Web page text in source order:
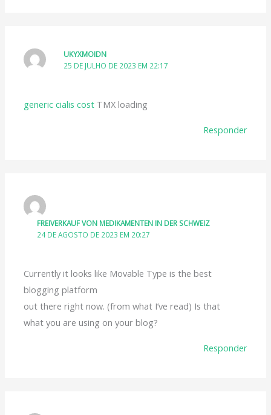
UKYXMOIDN
25 DE JULHO DE 2023 EM 22:17
generic cialis cost TMX loading
Responder
FREIVERKAUF VON MEDIKAMENTEN IN DER SCHWEIZ
24 DE AGOSTO DE 2023 EM 20:27
Currently it looks like Movable Type is the best
blogging platform
out there right now. (from what I’ve read) Is that
what you are using on your blog?
Responder